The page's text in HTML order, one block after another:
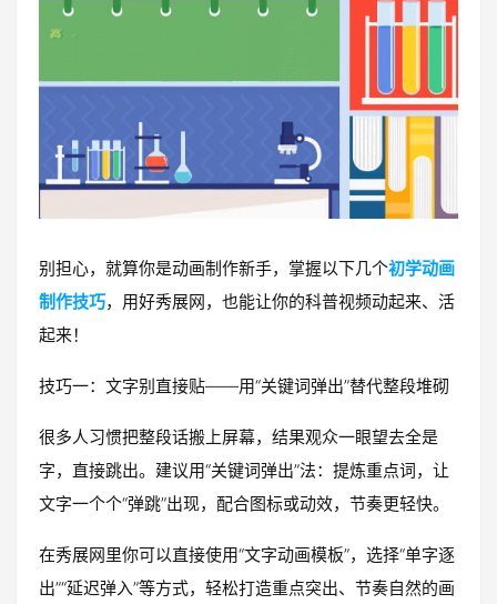
别担心，就算你是动画制作新手，掌握以下几个初学动画
制作技巧，用好秀展网，也能让你的科普视频动起来、活
起来！
技巧一：文字别直接贴——用“关键词弹出”替代整段堆砌
很多人习惯把整段话搬上屏幕，结果观众一眼望去全是
字，直接跳出。建议用“关键词弹出”法：提炼重点词，让
文字一个个“弹跳”出现，配合图标或动效，节奏更轻快。
在秀展网里你可以直接使用“文字动画模板”，选择“单字逐
出”“延迟弹入”等方式，轻松打造重点突出、节奏自然的画